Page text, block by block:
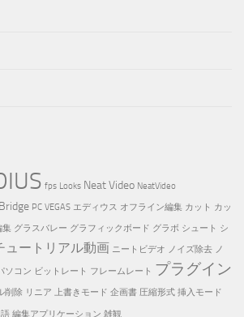
fps Looks Neat Video NeatVideo
PC VEGAS エディウス オフライン編集 カット カッ
集 グラスバレー グラフィックボード グラボ シュート シ
ュートリアル動画 ニートビデオ ノイズ除去 ノ
ソコン ビットレート フレームレート プラグイン
削除 リニア 上書きモード 企画書 圧縮形式 挿入モード
編集アプリケーション 雑観